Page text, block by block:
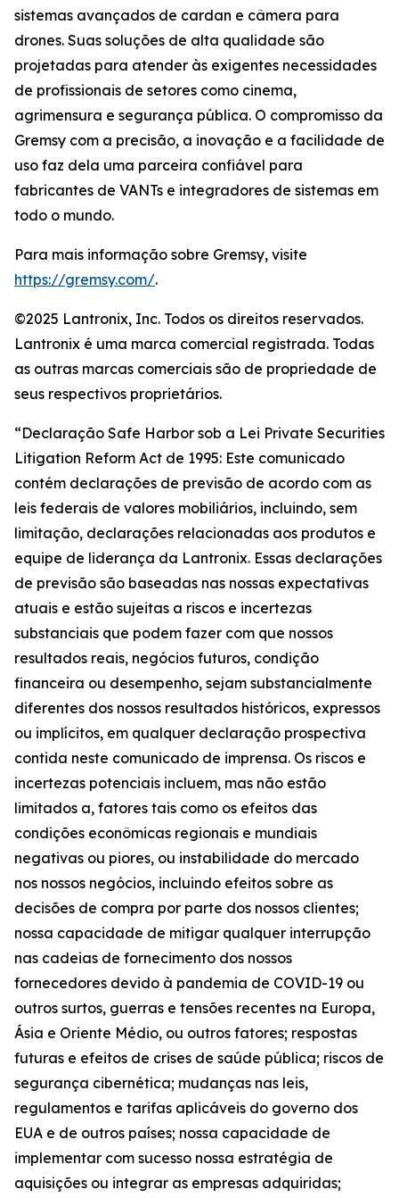
sistemas avançados de cardan e câmera para
drones. Suas soluções de alta qualidade são
projetadas para atender às exigentes necessidades
de profissionais de setores como cinema,
agrimensura e segurança pública. O compromisso da
Gremsy com a precisão, a inovação e a facilidade de
uso faz dela uma parceira confiável para
fabricantes de VANTs e integradores de sistemas em
todo o mundo.
Para mais informação sobre Gremsy, visite
https://gremsy.com/.
©2025 Lantronix, Inc. Todos os direitos reservados.
Lantronix é uma marca comercial registrada. Todas
as outras marcas comerciais são de propriedade de
seus respectivos proprietários.
“Declaração Safe Harbor sob a Lei Private Securities
Litigation Reform Act de 1995: Este comunicado
contém declarações de previsão de acordo com as
leis federais de valores mobiliários, incluindo, sem
limitação, declarações relacionadas aos produtos e
equipe de liderança da Lantronix. Essas declarações
de previsão são baseadas nas nossas expectativas
atuais e estão sujeitas a riscos e incertezas
substanciais que podem fazer com que nossos
resultados reais, negócios futuros, condição
financeira ou desempenho, sejam substancialmente
diferentes dos nossos resultados históricos, expressos
ou implícitos, em qualquer declaração prospectiva
contida neste comunicado de imprensa. Os riscos e
incertezas potenciais incluem, mas não estão
limitados a, fatores tais como os efeitos das
condições econômicas regionais e mundiais
negativas ou piores, ou instabilidade do mercado
nos nossos negócios, incluindo efeitos sobre as
decisões de compra por parte dos nossos clientes;
nossa capacidade de mitigar qualquer interrupção
nas cadeias de fornecimento dos nossos
fornecedores devido à pandemia de COVID-19 ou
outros surtos, guerras e tensões recentes na Europa,
Ásia e Oriente Médio, ou outros fatores; respostas
futuras e efeitos de crises de saúde pública; riscos de
segurança cibernética; mudanças nas leis,
regulamentos e tarifas aplicáveis do governo dos
EUA e de outros países; nossa capacidade de
implementar com sucesso nossa estratégia de
aquisições ou integrar as empresas adquiridas;